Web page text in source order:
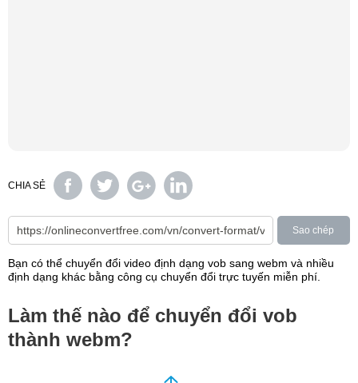
CHIA SẺ
Sao chép
Bạn có thể chuyển đổi video định dạng vob sang webm và nhiều
định dạng khác bằng công cụ chuyển đổi trực tuyến miễn phí.
Làm thế nào để chuyển đổi vob
thành webm?